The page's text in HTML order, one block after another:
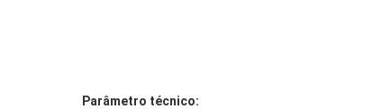
Parâmetro técnico: